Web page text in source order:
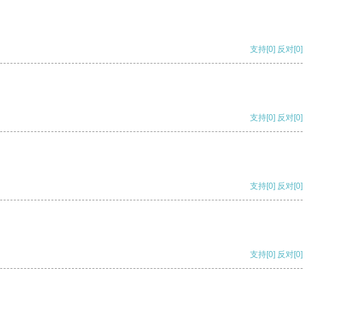
支持[0] 反对[0]
支持[0] 反对[0]
支持[0] 反对[0]
支持[0] 反对[0]